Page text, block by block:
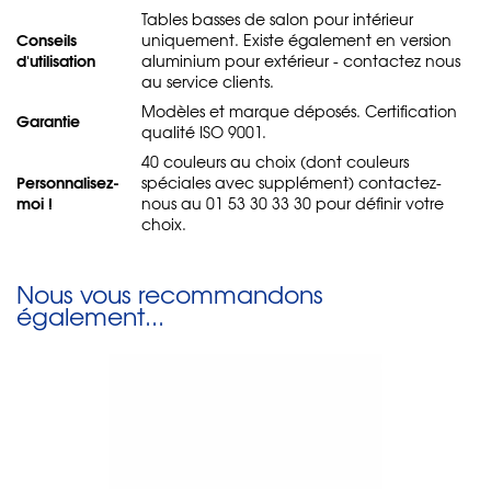
Conseils
d'utilisation
Tables basses de salon pour intérieur
uniquement. Existe également en version
aluminium pour extérieur - contactez nous
au service clients.
Garantie
Modèles et marque déposés. Certification
qualité ISO 9001.
Personnalisez-
moi !
40 couleurs au choix (dont couleurs
spéciales avec supplément) contactez-
nous au 01 53 30 33 30 pour définir votre
choix.
Nous vous recommandons
également...